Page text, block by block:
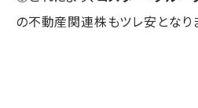
の不動産関連株もツレ安となり